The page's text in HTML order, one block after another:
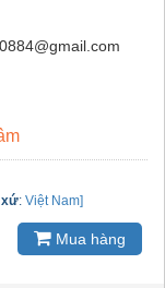
xứ: Việt Nam]
Mua hàng